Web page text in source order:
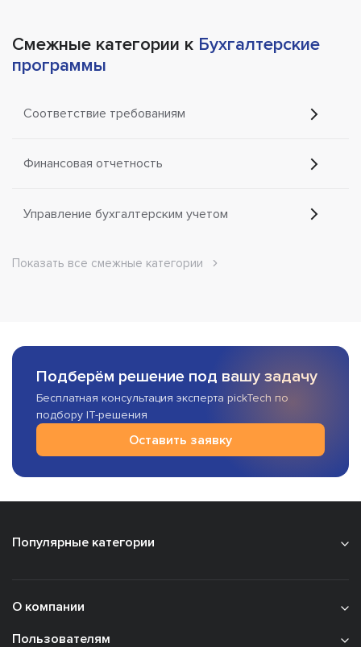
Смежные категории к Бухгалтерские
программы
Соответствие требованиям
Финансовая отчетность
Управление бухгалтерским учетом
Показать все смежные категории
Подберём решение под вашу задачу
Бесплатная консультация эксперта pickTech по
подбору IT-решения
Оставить заявку
Популярные категории
О компании
Пользователям